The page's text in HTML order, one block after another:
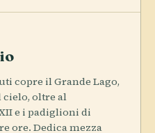
copre il Grande Lago,
oltre al
e i padiglioni di
ore. Dedica mezza